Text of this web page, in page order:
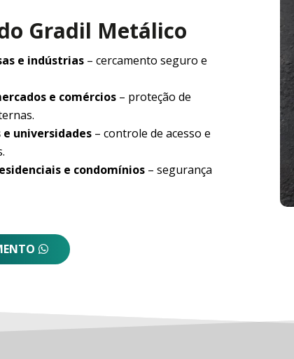
Gradil Metálico
e indústrias – cercamento seguro e
e comércios – proteção de
e universidades – controle de acesso e
e condomínios – segurança